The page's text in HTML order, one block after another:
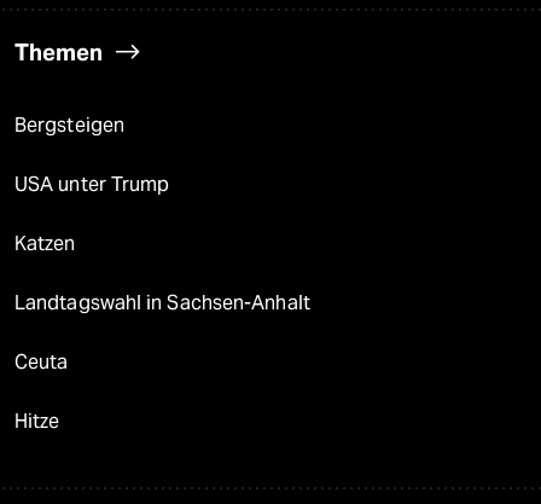
Themen
Bergsteigen
USA unter Trump
Katzen
Landtagswahl in Sachsen-Anhalt
Ceuta
Hitze